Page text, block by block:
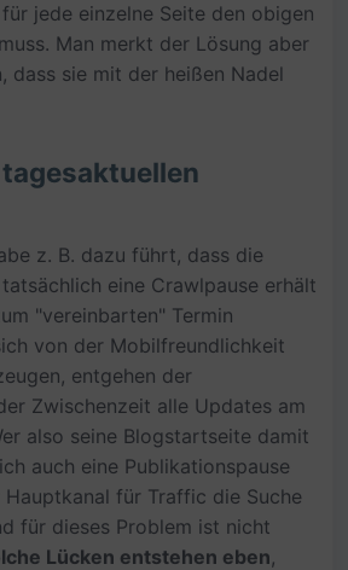
jede einzelne Seite den obigen
Man merkt der Lösung aber
dass sie mit der heißen Nadel
z. B. dazu führt, dass die
eine Crawlpause erhält
"vereinbarten" Termin
von der Mobilfreundlichkeit
entgehen der
Zwischenzeit alle Updates am
also seine Blogstartseite damit
auch eine Publikationspause
Hauptkanal für Traffic die Suche
für dieses Problem ist nicht
Lücken entstehen eben,